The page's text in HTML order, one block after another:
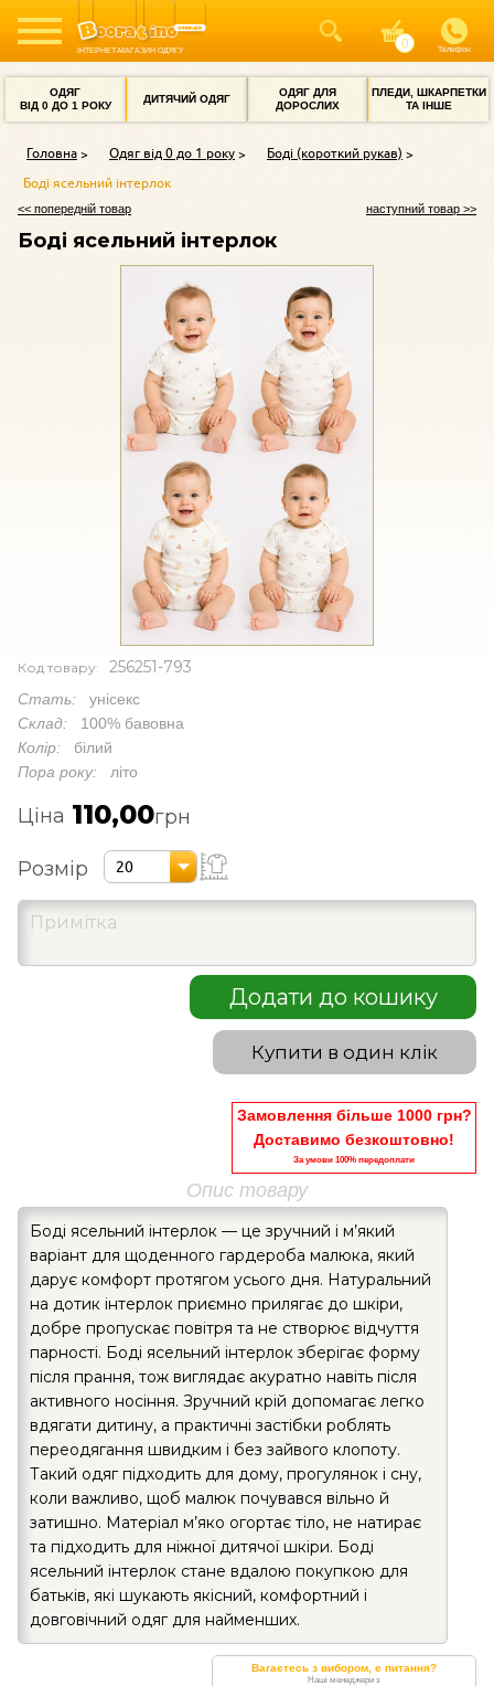
ІНТЕРНЕТ-МАГАЗИН ОДЯГУ Телефон
ОДЯГ
ВІД 0 ДО 1 РОКУ
ДИТЯЧИЙ ОДЯГ
ОДЯГ ДЛЯ
ДОРОСЛИХ
ПЛЕДИ, ШКАРПЕТКИ
ТА ІНШЕ
Головна Одяг від 0 до 1 року
Боді (короткий рукав)
Боді ясельний інтерлок
<< попередній товар наступний товар >>
Боді ясельний інтерлок
Код товару: 256251-793
Стать: унісекс
Склад: 100% бавовна
Колір: білий
Пора року: літо
Ціна 110,00грн
Розмір 20
Додати до кошику
Купити в один клік
Замовлення більше 1000 грн?
Доставимо безкоштовно!
За умови 100% передоплати
Опис товару
Боді ясельний інтерлок — це зручний і м’який
варіант для щоденного гардероба малюка, який
дарує комфорт протягом усього дня. Натуральний
на дотик інтерлок приємно прилягає до шкіри,
добре пропускає повітря та не створює відчуття
парності. Боді ясельний інтерлок зберігає форму
після прання, тож виглядає акуратно навіть після
активного носіння. Зручний крій допомагає легко
вдягати дитину, а практичні застібки роблять
переодягання швидким і без зайвого клопоту.
Такий одяг підходить для дому, прогулянок і сну,
коли важливо, щоб малюк почувався вільно й
затишно. Матеріал м’яко огортає тіло, не натирає
та підходить для ніжної дитячої шкіри. Боді
ясельний інтерлок стане вдалою покупкою для
батьків, які шукають якісний, комфортний і
довговічний одяг для найменших.
Вагаєтесь з вибором, є питання?
Наші менеджери з